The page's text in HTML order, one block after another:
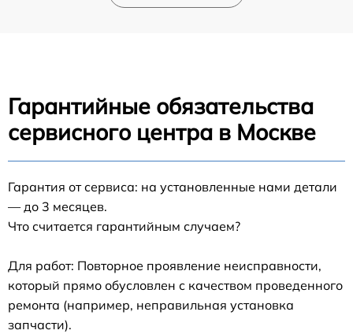
Гарантийные обязательства
сервисного центра в Москве
Гарантия от сервиса: на установленные нами детали
— до 3 месяцев.
Что считается гарантийным случаем?
Для работ: Повторное проявление неисправности,
который прямо обусловлен с качеством проведенного
ремонта (например, неправильная установка
запчасти).